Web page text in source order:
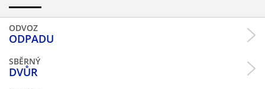
ODVOZ
ODPADU
SBĚRNÝ
DVŮR